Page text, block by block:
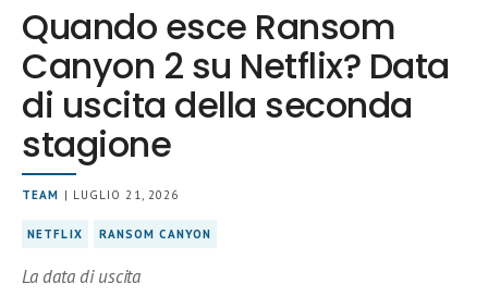
Quando esce Ransom
Canyon 2 su Netflix? Data
di uscita della seconda
stagione
TEAM | LUGLIO 21, 2026
NETFLIX RANSOM CANYON
La data di uscita